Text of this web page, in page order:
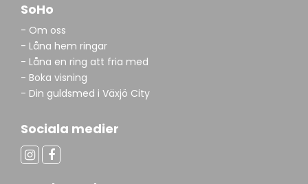
SoHo
- Om oss
- Låna hem ringar
- Låna en ring att fria med
- Boka visning
- Din guldsmed i Växjö City
Sociala medier